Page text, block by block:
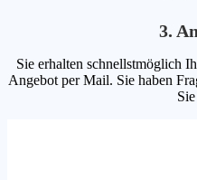
3.
Sie erhalten schnellstmöglich
Angebot per Mail. Sie haben